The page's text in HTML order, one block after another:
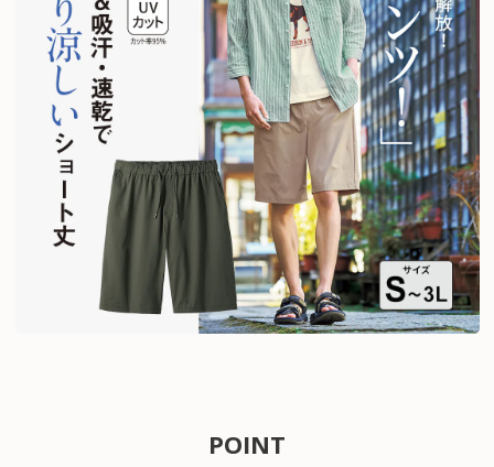
POINT